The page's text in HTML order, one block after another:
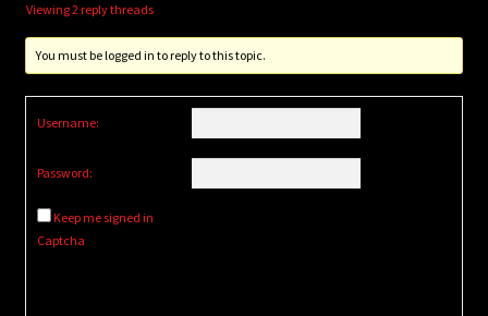
Viewing 2 reply threads
You must be logged in to reply to this topic.
Username:
Password:
Keep me signed in
Captcha